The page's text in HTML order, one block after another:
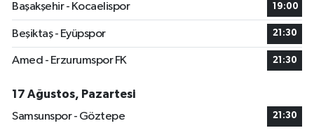
Başakşehir - Kocaelispor
19:00
Beşiktaş - Eyüpspor 21:30
Amed - Erzurumspor FK 21:30
17 Ağustos, Pazartesi
Samsunspor - Göztepe
21:30